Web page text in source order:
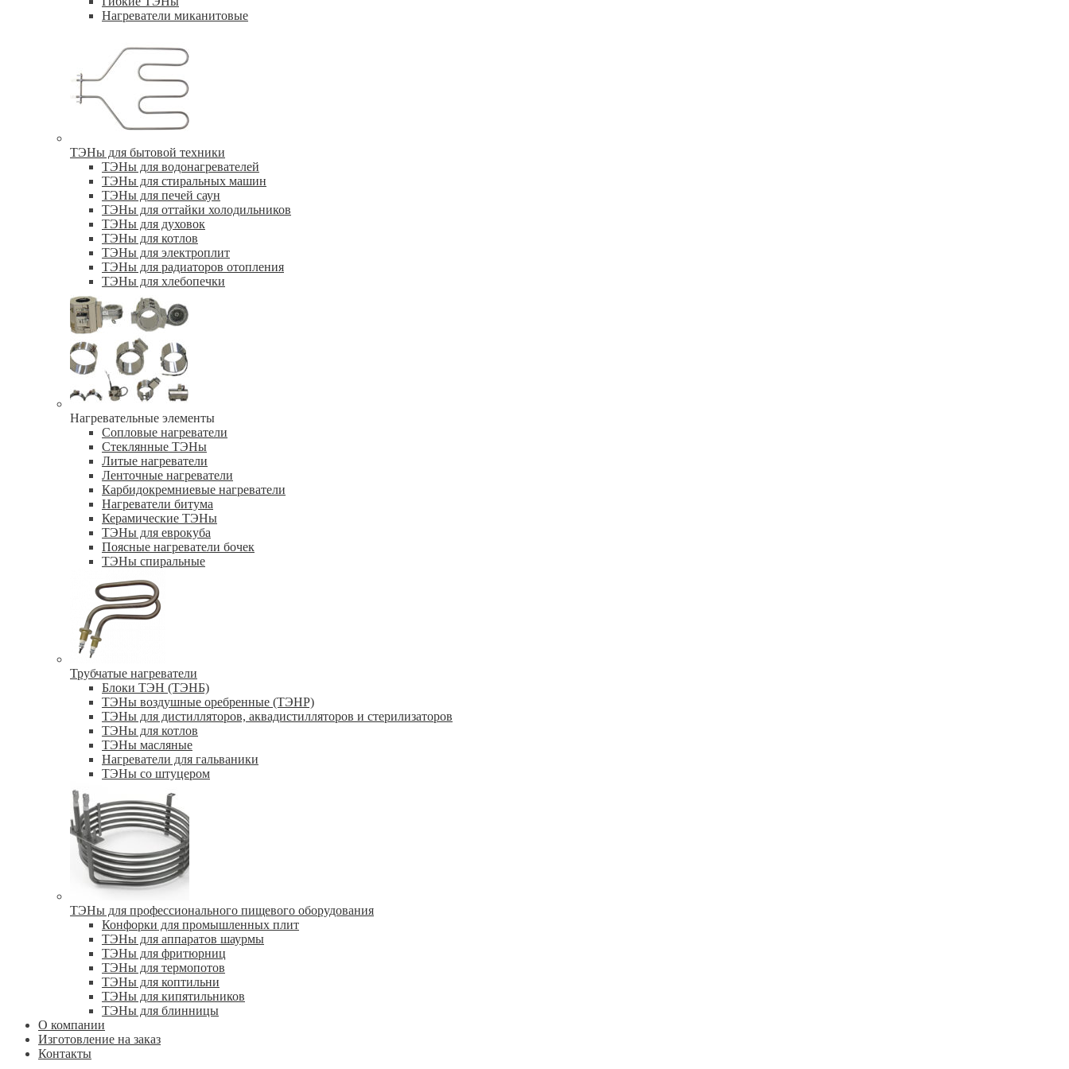
Нагреватели миканитовые
ТЭНы для бытовой техники
ТЭНы для водонагревателей
ТЭНы для стиральных машин
ТЭНы для печей саун
ТЭНы для оттайки холодильников
ТЭНы для духовок
ТЭНы для котлов
ТЭНы для электроплит
ТЭНы для радиаторов отопления
ТЭНы для хлебопечки
Нагревательные элементы
Сопловые нагреватели
Стеклянные ТЭНы
Литые нагреватели
Ленточные нагреватели
Карбидокремниевые нагреватели
Нагреватели битума
Керамические ТЭНы
ТЭНы для еврокуба
Поясные нагреватели бочек
ТЭНы спиральные
Трубчатые нагреватели
Блоки ТЭН (ТЭНБ)
ТЭНы воздушные оребренные (ТЭНР)
ТЭНы для дистилляторов, аквадистилляторов и стерилизаторов
ТЭНы для котлов
ТЭНы масляные
Нагреватели для гальваники
ТЭНы со штуцером
ТЭНы для профессионального пищевого оборудования
Конфорки для промышленных плит
ТЭНы для аппаратов шаурмы
ТЭНы для фритюрниц
ТЭНы для термопотов
ТЭНы для коптильни
ТЭНы для кипятильников
ТЭНы для блинницы
О компании
Изготовление на заказ
Контакты